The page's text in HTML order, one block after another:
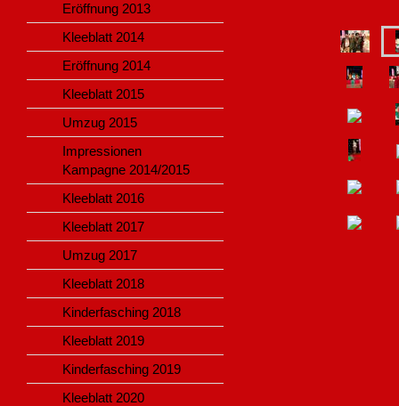
Eröffnung 2013
Kleeblatt 2014
Eröffnung 2014
Kleeblatt 2015
Umzug 2015
Impressionen
Kampagne 2014/2015
Kleeblatt 2016
Kleeblatt 2017
Umzug 2017
Kleeblatt 2018
Kinderfasching 2018
Kleeblatt 2019
Kinderfasching 2019
Kleeblatt 2020